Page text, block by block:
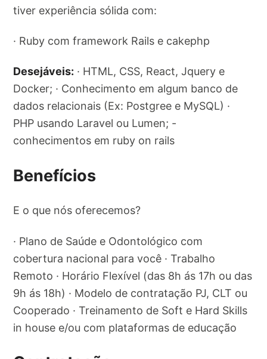
tiver experiência sólida com:
· Ruby com framework Rails e cakephp
Desejáveis: · HTML, CSS, React, Jquery e
Docker; · Conhecimento em algum banco de
dados relacionais (Ex: Postgree e MySQL) ·
PHP usando Laravel ou Lumen; -
conhecimentos em ruby on rails
Benefícios
E o que nós oferecemos?
· Plano de Saúde e Odontológico com
cobertura nacional para você · Trabalho
Remoto · Horário Flexível (das 8h ás 17h ou das
9h ás 18h) · Modelo de contratação PJ, CLT ou
Cooperado · Treinamento de Soft e Hard Skills
in house e/ou com plataformas de educação